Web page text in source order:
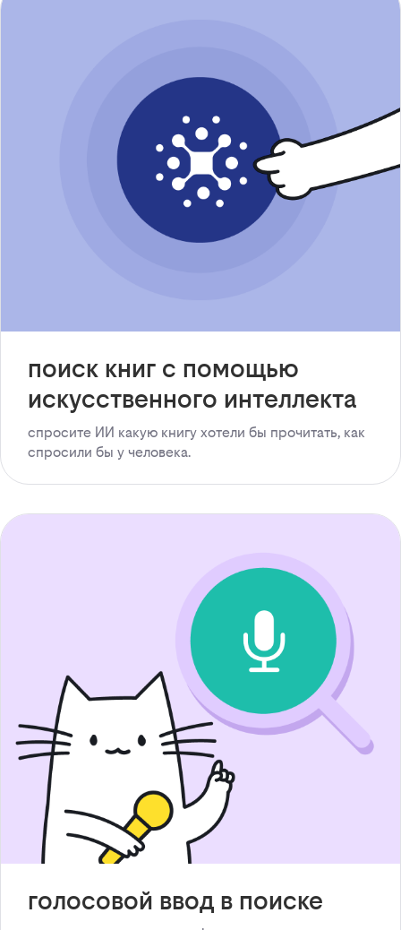
поиск книг с помощью
искусственного интеллекта
спросите ИИ какую книгу хотели бы прочитать, как
спросили бы у человека.
голосовой ввод в поиске